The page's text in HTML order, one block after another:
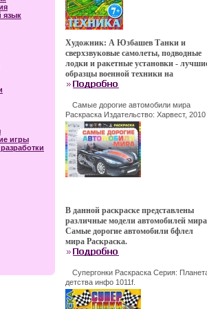
язык
игры
Художник: А Юзбашев Танки и
сверхзвуковые самолеты, подводные
лодки и ракетные установки -
образцы военной техники на
страницах одной раскраски Здесь
старинные и соаэпвйвременные
автомобили, незаменимую
строительную технику и даже
космические корабли Настоящая
раскраска для мальчишек! Для детей
7 лет и старше Автор О Кеженова.
Самые дорогие автомобили мира
Раскраска Издательство: Харвест, 2010
г Мягкая обложка, 48 стр ISBN 978-985-
16-7937-5 Тираж: 10000 экз Формат:
90x60/8 инфо 1009f.
В данной раскраске представлены
различные модели автомобилей мира
Самые дорогие автомобили бфлел
мира Раскраска.
Супергонки Раскраска Серия:
детства инфо 1011f.